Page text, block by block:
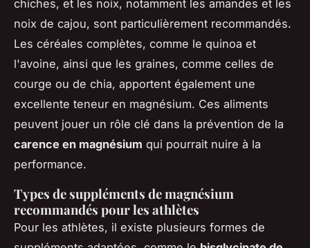
chiches, et les noix, notamment les amandes et les
noix de cajou, sont particulièrement recommandés.
Les céréales complètes, comme le quinoa et
l'avoine, ainsi que les graines, comme celles de
courge ou de chia, apportent également une
excellente teneur en magnésium. Ces aliments
peuvent jouer un rôle clé dans la prévention de la
carence en magnésium qui pourrait nuire à la
performance.
Types de suppléments de magnésium
recommandés pour les athlètes
Pour les athlètes, il existe plusieurs formes de